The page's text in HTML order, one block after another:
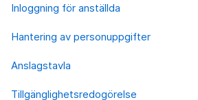
Inloggning för anställda
Hantering av personuppgifter
Anslagstavla
Tillgänglighetsredogörelse